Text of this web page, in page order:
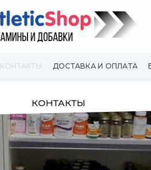
КОНТАКТЫ ДОСТАВКА И ОПЛАТА
КОНТАКТЫ